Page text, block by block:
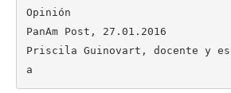
Opinión
PanAm Post, 27.01.2016
Priscila Guinovart, docente y
a